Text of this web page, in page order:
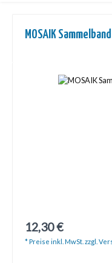
MOSAIK
Bildergalerie
12,30 €
* Preise inkl. MwSt. zzgl.